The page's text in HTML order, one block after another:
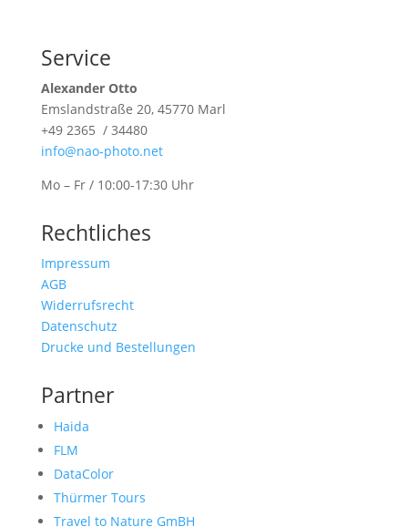
Service
Alexander Otto
Emslandstraße 20, 45770 Marl
+49 2365 / 34480
info@nao-photo.net
Mo – Fr / 10:00-17:30 Uhr
Rechtliches
Impressum
AGB
Widerrufsrecht
Datenschutz
Drucke und Bestellungen
Partner
Haida
FLM
DataColor
Thürmer Tours
Travel to Nature GmBH